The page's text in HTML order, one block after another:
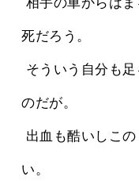
死だろう。
のだが。
い。